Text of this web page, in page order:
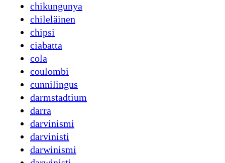
chikungunya
chileläinen
chipsi
ciabatta
cola
coulombi
cunnilingus
darmstadtium
darra
darvinismi
darvinisti
darwinismi